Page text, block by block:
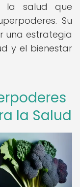
la salud que
Su
una estrategia
y el bienestar
la Salud